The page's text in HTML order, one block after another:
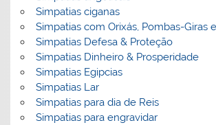
Simpatias ciganas
Simpatias com Orixás, Pombas-Giras
Simpatias Defesa & Proteção
Simpatias Dinheiro & Prosperidade
Simpatias Egipcias
Simpatias Lar
Simpatias para dia de Reis
Simpatias para engravidar